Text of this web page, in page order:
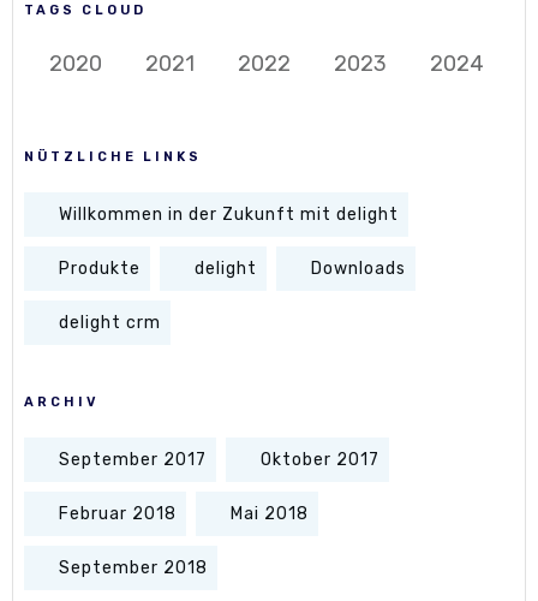
TAGS CLOUD
2020 2021 2022 2023 2024
NÜTZLICHE LINKS
Willkommen in der Zukunft mit delight
Produkte delight Downloads
delight crm
ARCHIV
September 2017 Oktober 2017
Februar 2018 Mai 2018
September 2018